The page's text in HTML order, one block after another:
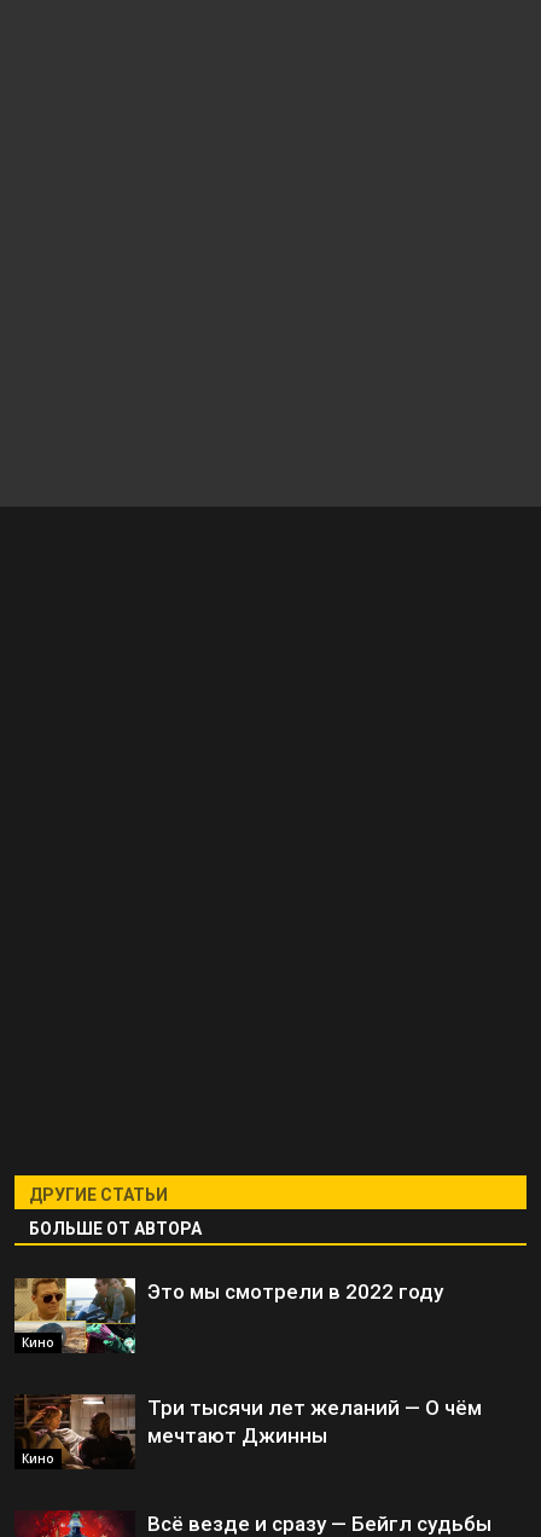
ДРУГИЕ СТАТЬИ
БОЛЬШЕ ОТ АВТОРА
Кино
Это мы смотрели в 2022 году
Кино
Три тысячи лет желаний — О чём
мечтают Джинны
Всё везде и сразу — Бейгл судьбы